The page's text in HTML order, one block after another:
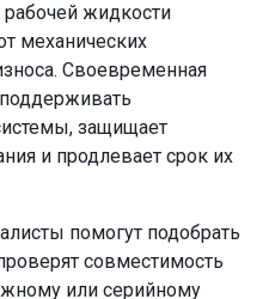
рабочей жидкости
механических
Своевременная
защищает
и продлевает срок их
помогут подобрать
совместимость
или серийному